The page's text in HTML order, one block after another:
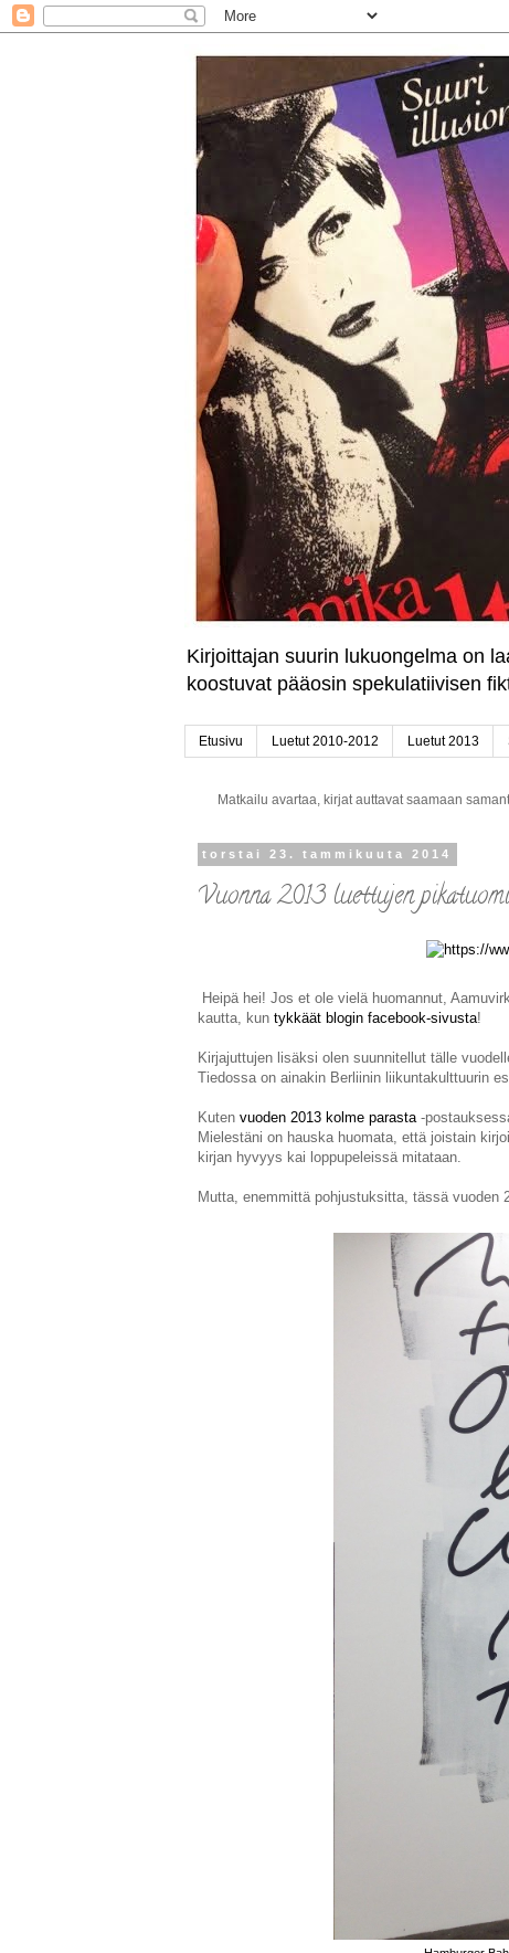
Kirjoittajan suurin lukuongelma on
koostuvat pääosin spekulatiivisen
Etusivu Luetut 2010-2012 Luetut 2013
Matkailu avartaa, kirjat auttavat saamaan
torstai 23. tammikuuta 2014
Vuonna 2013 luettujen
Heipä hei! Jos et ole vielä huomannut,
kautta, kun tykkäät blogin facebook-sivusta!
Kirjajuttujen lisäksi olen suunnitellut tälle
Tiedossa on ainakin Berliinin liikuntakulttuurin
Kuten vuoden 2013 kolme parasta -
Mielestäni on hauska huomata, että joistain
kirjan hyvyys kai loppupeleissä mitataan.
Mutta, enemmittä pohjustuksitta, tässä vuoden